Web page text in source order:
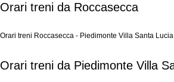
Orari treni da Roccasecca
Orari treni Roccasecca - Piedimonte Villa Santa
Orari treni da Piedimonte Villa